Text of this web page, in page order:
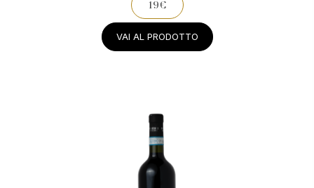
19€
VAI AL PRODOTTO